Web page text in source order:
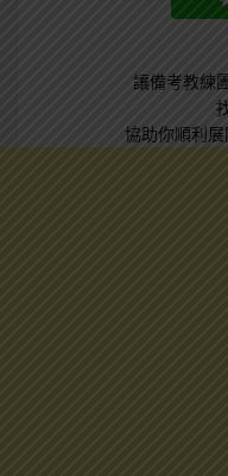
讓備考教練
協助你順利展